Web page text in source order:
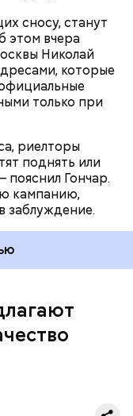
сносу, станут
этом вчера
Николай
которые
только при
риелторы
поднять или
Гончар.
кампанию,
заблуждение.
какое-то
изучают
№814
себя в
подготовить
что программы
в
выпускников 9 и